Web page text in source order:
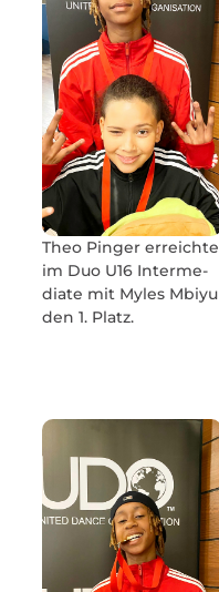
Theo Pinger erreichte
im Duo U16 Inter­me­
diate mit Myles Mbiyu
den 1. Platz.